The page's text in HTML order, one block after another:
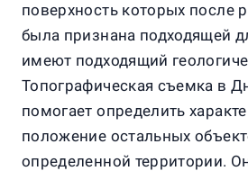
поверхность которых после
была признана подходящей
имеют подходящий
Топографическая съемка в
помогает определить
положение остальных
определенной территории.